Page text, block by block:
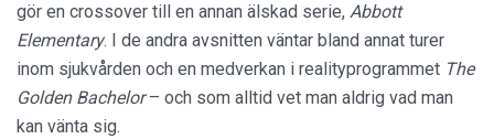
gör en crossover till en annan älskad serie, Abbott
Elementary. I de andra avsnitten väntar bland annat turer
inom sjukvården och en medverkan i realityprogrammet The
Golden Bachelor– och som alltid vet man aldrig vad man
kan vänta sig.